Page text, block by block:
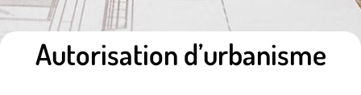
Autorisation d’urbanisme